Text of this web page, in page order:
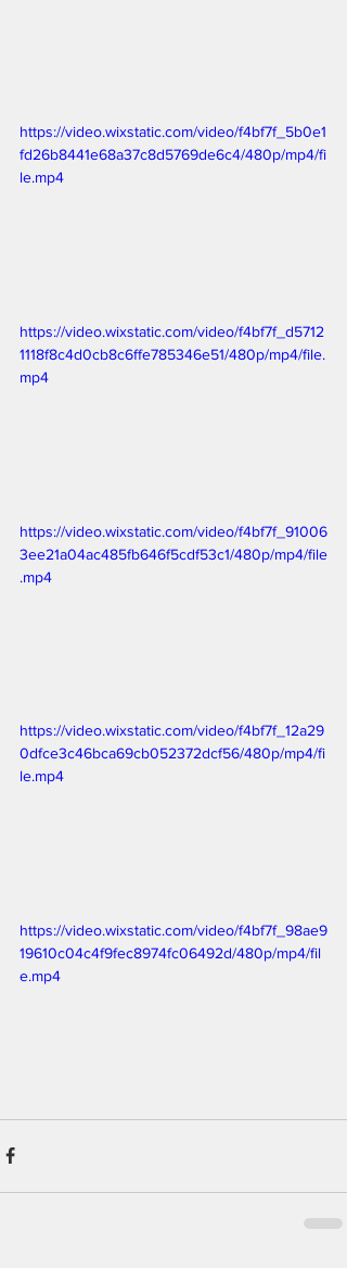
https://video.wixstatic.com/video/f4bf7f_5b0e1
fd26b8441e68a37c8d5769de6c4/480p/mp4/fi
le.mp4
https://video.wixstatic.com/video/f4bf7f_d5712
1118f8c4d0cb8c6ffe785346e51/480p/mp4/file.
mp4
https://video.wixstatic.com/video/f4bf7f_91006
3ee21a04ac485fb646f5cdf53c1/480p/mp4/file
.mp4
https://video.wixstatic.com/video/f4bf7f_12a29
0dfce3c46bca69cb052372dcf56/480p/mp4/fi
le.mp4
https://video.wixstatic.com/video/f4bf7f_98ae9
19610c04c4f9fec8974fc06492d/480p/mp4/fil
e.mp4